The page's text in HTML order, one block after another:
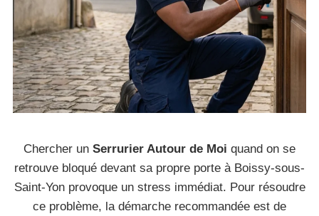
Chercher un Serrurier Autour de Moi quand on se
retrouve bloqué devant sa propre porte à Boissy-sous-
Saint-Yon provoque un stress immédiat. Pour résoudre
ce problème, la démarche recommandée est de